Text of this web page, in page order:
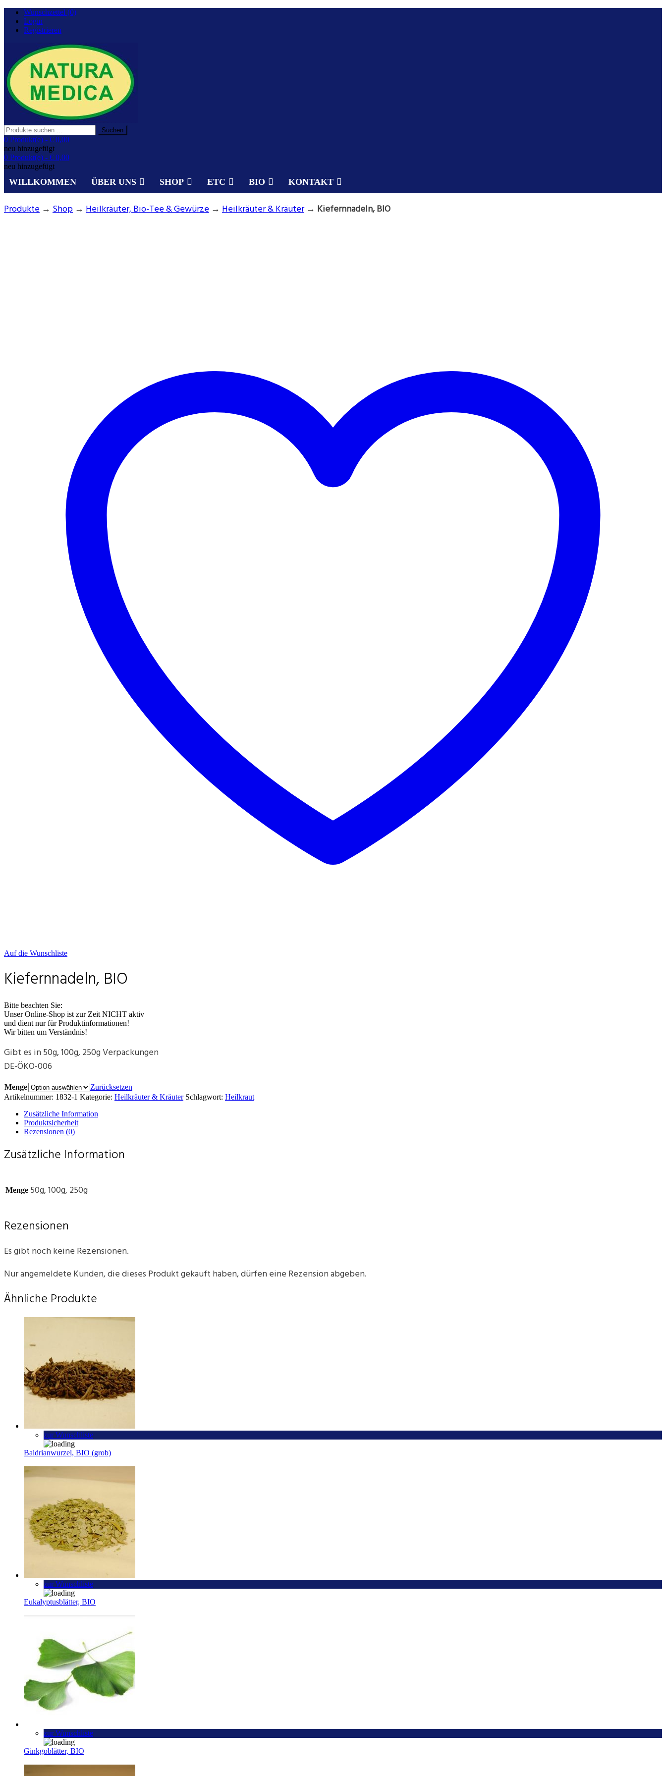
Zurück
zum
Inhalt
Wunschzettel (0)
Login
Registrieren
NATURA MEDICA
Gesundheit aus der Natur.
Suchen
nach:
Suchen
0 Produkt(e) - € 0,00
neu hinzugefügt
0 Produkt(e) - € 0,00
neu hinzugefügt
WILLKOMMEN ÜBER UNS SHOP ETC BIO KONTAKT
Produkte → Shop → Heilkräuter, Bio-Tee & Gewürze → Heilkräuter & Kräuter→ Kiefernnadeln, BIO
Auf die Wunschliste
Kiefernnadeln, BIO
Bitte beachten Sie:
Unser Online-Shop ist zur Zeit NICHT aktiv
und dient nur für Produktinformationen!
Wir bitten um Verständnis!
Gibt es in 50g, 100g, 250g Verpackungen
DE-ÖKO-006
Menge
Zurücksetzen
Artikelnummer: 1832-1 Kategorie: Heilkräuter & Kräuter Schlagwort: Heilkraut
Zusätzliche Information
Produktsicherheit
Rezensionen (0)
Zusätzliche Information
Menge 50g, 100g, 250g
Rezensionen
Es gibt noch keine Rezensionen.
Nur angemeldete Kunden, die dieses Produkt gekauft haben, dürfen eine Rezension abgeben.
Ähnliche Produkte
zur Wunschliste
Baldrianwurzel, BIO (grob)
zur Wunschliste
Eukalyptusblätter, BIO
zur Wunschliste
Ginkgoblätter, BIO